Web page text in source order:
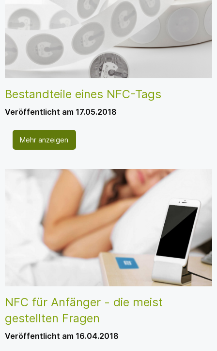
Bestandteile eines NFC-Tags
Veröffentlicht am 17.05.2018
Mehr anzeigen
NFC für Anfänger - die meist
gestellten Fragen
Veröffentlicht am 16.04.2018